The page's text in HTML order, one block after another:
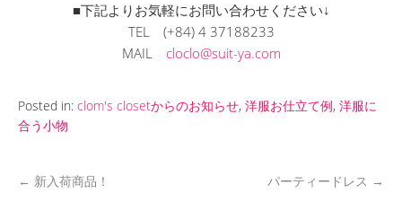
■下記よりお気軽にお問い合わせください↓
TEL (+84) 4 37188233
MAIL cloclo@suit-ya.com
Posted in: clom's closetからのお知らせ, 洋服お仕立て例, 洋服に
合う小物
← 新入荷商品！ パーティードレス →